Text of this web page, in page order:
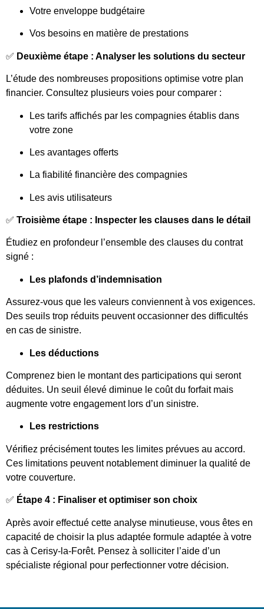
Votre enveloppe budgétaire
Vos besoins en matière de prestations
✅ Deuxième étape : Analyser les solutions du secteur
L’étude des nombreuses propositions optimise votre plan
financier. Consultez plusieurs voies pour comparer :
Les tarifs affichés par les compagnies établis dans
votre zone
Les avantages offerts
La fiabilité financière des compagnies
Les avis utilisateurs
✅ Troisième étape : Inspecter les clauses dans le détail
Étudiez en profondeur l’ensemble des clauses du contrat
signé :
Les plafonds d’indemnisation
Assurez-vous que les valeurs conviennent à vos exigences.
Des seuils trop réduits peuvent occasionner des difficultés
en cas de sinistre.
Les déductions
Comprenez bien le montant des participations qui seront
déduites. Un seuil élevé diminue le coût du forfait mais
augmente votre engagement lors d’un sinistre.
Les restrictions
Vérifiez précisément toutes les limites prévues au accord.
Ces limitations peuvent notablement diminuer la qualité de
votre couverture.
✅ Étape 4 : Finaliser et optimiser son choix
Après avoir effectué cette analyse minutieuse, vous êtes en
capacité de choisir la plus adaptée formule adaptée à votre
cas à Cerisy-la-Forêt. Pensez à solliciter l’aide d’un
spécialiste régional pour perfectionner votre décision.